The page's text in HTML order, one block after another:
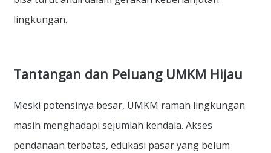
lingkungan.
Tantangan dan Peluang UMKM Hijau
Meski potensinya besar, UMKM ramah lingkungan
masih menghadapi sejumlah kendala. Akses
pendanaan terbatas, edukasi pasar yang belum